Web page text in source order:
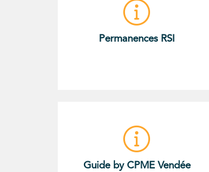
Permanences RSI
Guide by CPME Vendée